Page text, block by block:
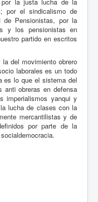
por el sindicalismo de
de Pensionistas, por la
y los pensionistas en
partido en escritos
del movimiento obrero
laborales es un todo
es lo que el sistema del
anti obreras en defensa
imperialismos yanqui y
lucha de clases con la
mercantilistas y de
por parte de la